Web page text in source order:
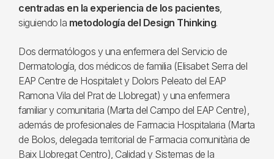
centradas en la experiencia de los pacientes,
siguiendo la metodología del Design Thinking.
Dos dermatólogos y una enfermera del Servicio de
Dermatología, dos médicos de familia (Elisabet Serra del
EAP Centre de Hospitalet y Dolors Peleato del EAP
Ramona Vila del Prat de Llobregat) y una enfermera
familiar y comunitaria (Marta del Campo del EAP Centre),
además de profesionales de Farmacia Hospitalaria (Marta
de Bolos, delegada territorial de Farmacia comunitària de
Baix Llobregat Centro), Calidad y Sistemas de la